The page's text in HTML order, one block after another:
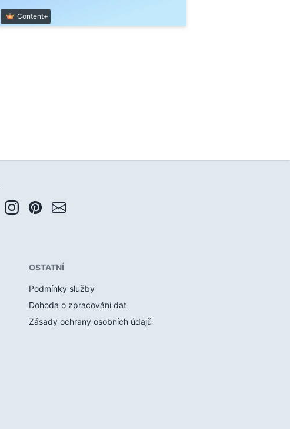
Content+
OSTATNÍ
Podmínky služby
Dohoda o zpracování dat
Zásady ochrany osobních údajů